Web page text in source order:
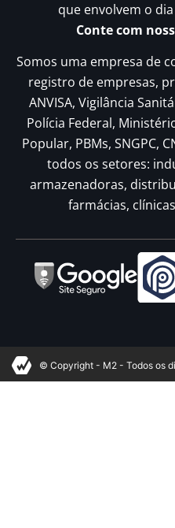
que envolvem o
Conte com
Somos uma empresa de
registro de empresas,
ANVISA, Vigilância
Polícia Federal,
Popular, PBMs, SNGPC,
todos os setores:
armazenadoras,
farmácias,
© Copyright - M2 - Todos os